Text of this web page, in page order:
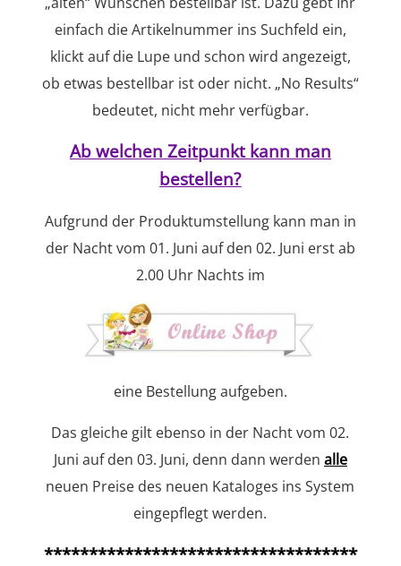
einfach die Artikelnummer ins Suchfeld ein,
klickt auf die Lupe und schon wird angezeigt,
ob etwas bestellbar ist oder nicht. „No Results“
bedeutet, nicht mehr verfügbar.
Ab welchen Zeitpunkt kann man
bestellen?
Aufgrund der Produktumstellung kann man in
der Nacht vom 01. Juni auf den 02. Juni erst ab
2.00 Uhr Nachts im
eine Bestellung aufgeben.
Das gleiche gilt ebenso in der Nacht vom 02.
Juni auf den 03. Juni, denn dann werden alle
neuen Preise des neuen Kataloges ins System
eingepflegt werden.
***********************************